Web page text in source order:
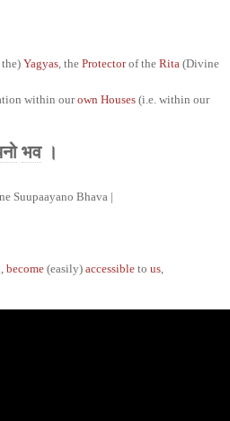
Yagyas, the Protector of the Rita (Divine
within ourown Houses (i.e. within our
भव।
Suupaayano Bhava |
, become (easily) accessible to us,